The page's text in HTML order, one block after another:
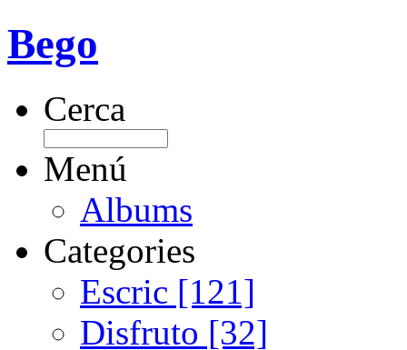
Bego
Cerca
Menú
Albums
Categories
Escric [121]
Disfruto [32]